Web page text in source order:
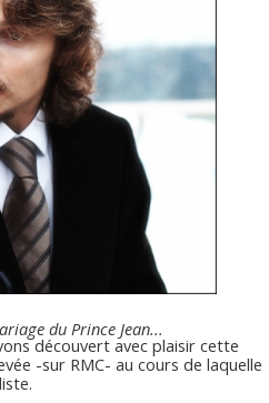
du Prince Jean...
découvert avec plaisir cette
-sur RMC- au cours de laquelle